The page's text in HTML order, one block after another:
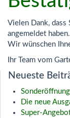
Vielen Dank, dass
angemeldet haben.
Wir wünschen
Ihr Team vom
Neueste
Die neue